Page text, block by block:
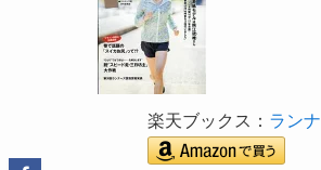
楽天ブックス： ラン